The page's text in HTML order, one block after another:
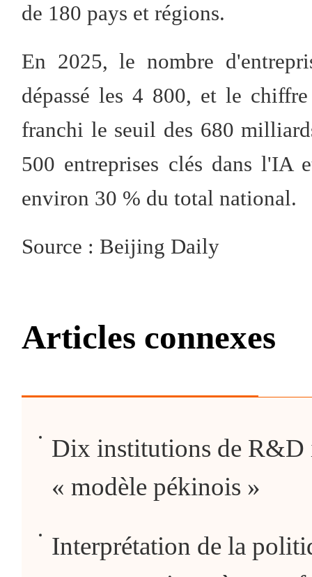
de 180 pays et régions.
En 2025, le nombre
dépassé les 4 800, et le
franchi le seuil des 680
500 entreprises clés dans l'IA
environ 30 % du total national.
Source : Beijing Daily
Articles connexes
Dix institutions de R&D
« modèle pékinois »
Interprétation de la